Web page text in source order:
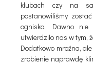
klubach czy na
postanowiliśmy
ognisko. Dawno
utwierdziło nas w tym,
Dodatkowo mroźna,
zrobienie naprawdę